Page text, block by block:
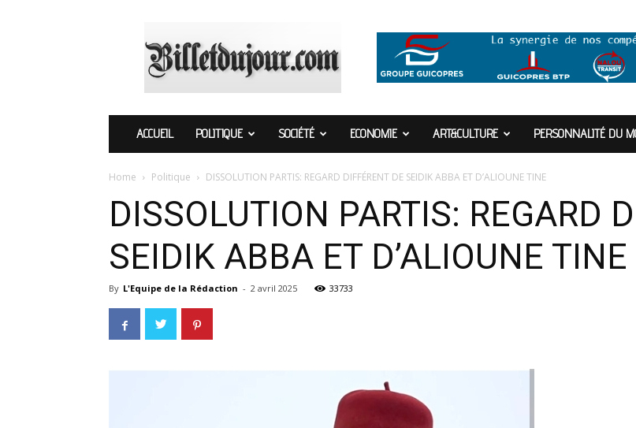
ACCUEIL POLITIQUE SOCIÉTÉ ECONOMIE ART&CULTURE PERSONNALITÉ DU
Home Politique DISSOLUTION PARTIS: REGARD DIFFÉRENT DE SEIDIK ABBA ET D’ALIOUNE TINE
DISSOLUTION PARTIS: REGARD
SEIDIK ABBA ET D’ALIOUNE TINE
By L'Equipe de la Rédaction - 2 avril 2025 33733